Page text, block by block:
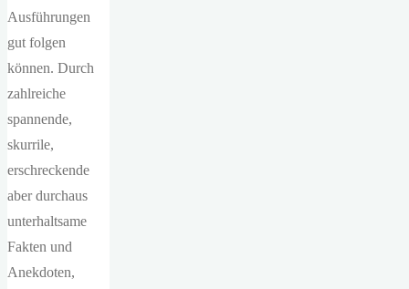
Ausführungen
gut folgen
können. Durch
zahlreiche
spannende,
skurrile,
erschreckende
aber durchaus
unterhaltsame
Fakten und
Anekdoten,